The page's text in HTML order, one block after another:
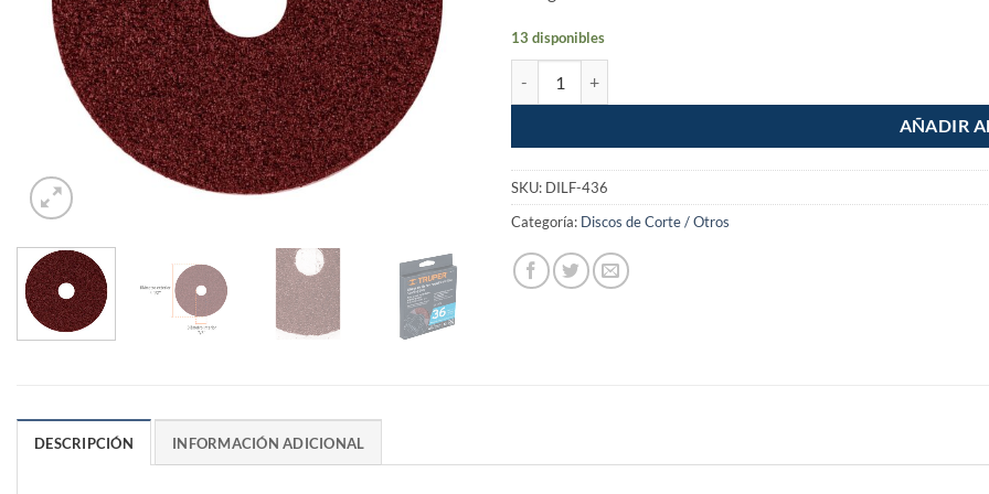
13 disponibles
AÑADIR
SKU: DILF-436
Categoría: Discos de Corte / Otros
DESCRIPCIÓN INFORMACIÓN ADICIONAL